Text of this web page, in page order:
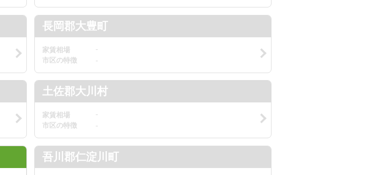
長岡郡大豊町
家賃相場 -
市区の特徴 -
土佐郡大川村
家賃相場 -
市区の特徴 -
吾川郡仁淀川町